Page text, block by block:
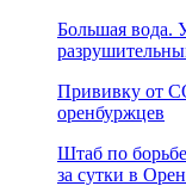
Большая вода.
Прививку от
оренбуржцев
Штаб по
за сутки в